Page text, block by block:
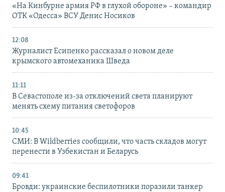
«На Кинбурне армия РФ в глухой обороне» – командир
ОТК «Одесса» ВСУ Денис Носиков
12:08
Журналист Есипенко рассказал о новом деле
крымского автомеханика Шведа
11:11
В Севастополе из-за отключений света планируют
менять схему питания светофоров
10:45
СМИ: В Wildberries сообщили, что часть складов могут
перенести в Узбекистан и Беларусь
09:41
Бровди: украинские беспилотники поразили танкер